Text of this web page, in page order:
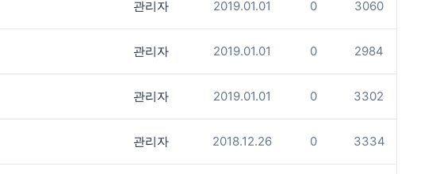
관리자 2019.01.01 0 3060
관리자 2019.01.01 0 2984
관리자 2019.01.01 0 3302
관리자 2018.12.26 0 3334